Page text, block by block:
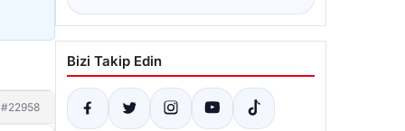
#22958
Bizi Takip Edin